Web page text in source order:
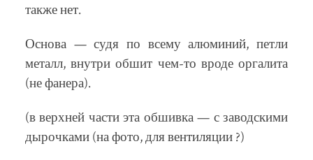
также нет.
Основа — судя по всему алюминий, петли
металл, внутри обшит чем-то вроде оргалита
(не фанера).
(в верхней части эта обшивка — с заводскими
дырочками (на фото, для вентиляции ?)